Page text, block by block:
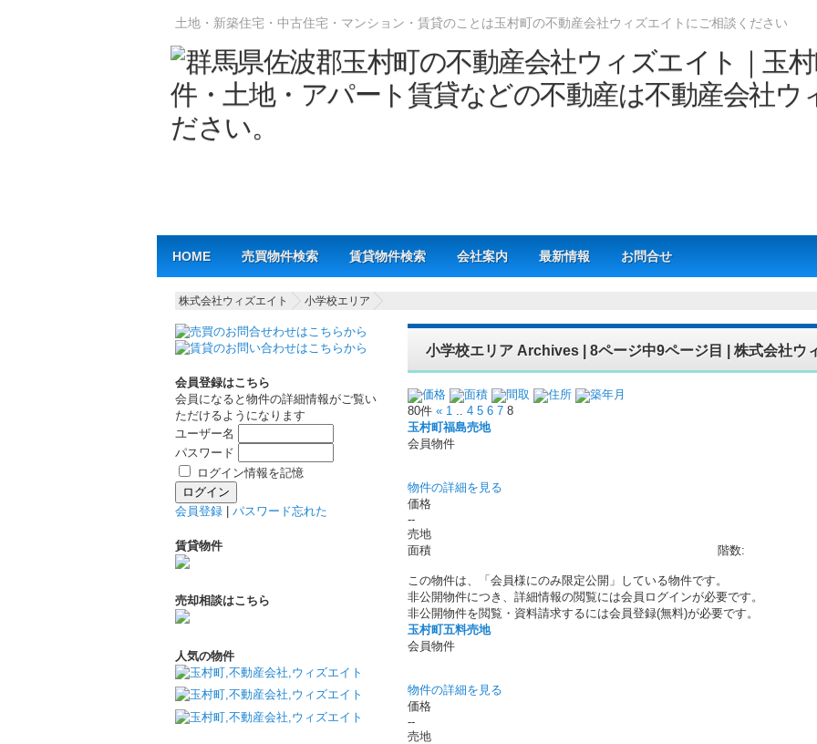
土地・新築住宅・中古住宅・マンション・賃貸のことは玉村町の不動産会社ウィズエイトにご相談ください
HOME 売買物件検索 賃貸物件検索 会社案内 最新情報 お問合せ
株式会社ウィズエイト 小学校エリア
小学校エリア Archives | 8ページ中9ページ目 | 株式会社ウ
価格 面積 間取 住所
築年月
80件 « 1 4 5 6 7 8
玉村町福島売地
会員物件
物件の詳細を見る
価格
--
売地
面積
階数:
この物件は、「会員様にのみ限定公開」している物件です。
非公開物件につき、詳細情報の閲覧には会員ログインが必要です。
非公開物件を閲覧・資料請求するには会員登録(無料)が必要です。
玉村町五料売地
会員物件
物件の詳細を見る
価格
--
売地
会員登録はこちら
会員になると物件の詳細情報がご覧い
ただけるようになります
ユーザー名
パスワード
ログイン情報を記憶
会員登録 | パスワード忘れた
賃貸物件
売却相談はこちら
人気の物件